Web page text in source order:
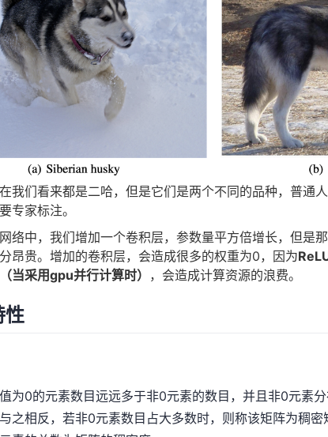
我们看来都是二哈，但是它们是两个不同的品种，普通
专家标注。
络中，我们增加一个卷积层，参数量平方倍增长，但是
昂贵。增加的卷积层，会造成很多的权重为0，因为
当采用gpu并行计算时） ，会造成计算资源的浪费。
性
为0的元素数目远远多于非0元素的数目，并且非0元素
之相反，若非0元素数目占大多数时，则称该矩阵为稠